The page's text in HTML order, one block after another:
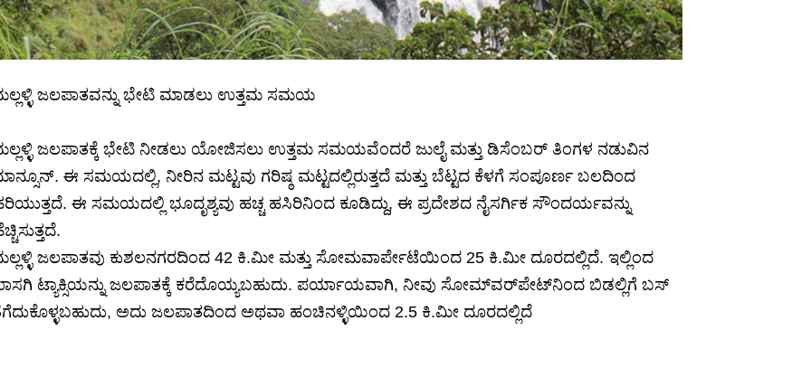
ಜಲಪಾತವನ್ನು ಭೇಟಿ ಮಾಡಲು ಉತ್ತಮ ಸಮಯ
ಜಲಪಾತಕ್ಕೆ ಭೇಟಿ ನೀಡಲು ಯೋಜಿಸಲು ಉತ್ತಮ ಸಮಯವೆಂದರೆ ಜುಲೈ ಮತ್ತು ಡಿಸೆಂಬರ್ ತಿಂಗಳ ನಡುವಿನ
ಈ ಸಮಯದಲ್ಲಿ, ನೀರಿನ ಮಟ್ಟವು ಗರಿಷ್ಠ ಮಟ್ಟದಲ್ಲಿರುತ್ತದೆ ಮತ್ತು ಬೆಟ್ಟದ ಕೆಳಗೆ ಸಂಪೂರ್ಣ ಬಲದಿಂದ
ಈ ಸಮಯದಲ್ಲಿ ಭೂದೃಶ್ಯವು ಹಚ್ಚ ಹಸಿರಿನಿಂದ ಕೂಡಿದ್ದು, ಈ ಪ್ರದೇಶದ ನೈಸರ್ಗಿಕ ಸೌಂದರ್ಯವನ್ನು
ಜಲಪಾತವು ಕುಶಲನಗರದಿಂದ 42 ಕಿ.ಮೀ ಮತ್ತು ಸೋಮವಾರ್ಪೇಟೆಯಿಂದ 25 ಕಿ.ಮೀ ದೂರದಲ್ಲಿದೆ. ಇಲ್ಲಿಂದ
ಟ್ಯಾಕ್ಸಿಯನ್ನು ಜಲಪಾತಕ್ಕೆ ಕರೆದೊಯ್ಯಬಹುದು. ಪರ್ಯಾಯವಾಗಿ, ನೀವು ಸೋಮ್‌ವರ್‌ಪೇಟ್‌ನಿಂದ ಬಿಡಲ್ಲಿಗೆ ಬಸ್
ಅದು ಜಲಪಾತದಿಂದ ಅಥವಾ ಹಂಚಿನಳ್ಳಿಯಿಂದ 2.5 ಕಿ.ಮೀ ದೂರದಲ್ಲಿದೆ